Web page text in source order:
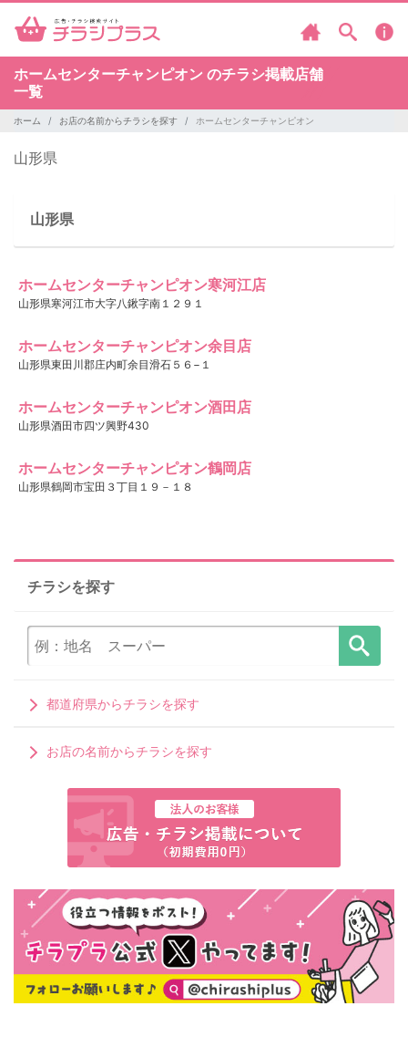
ホームセンターチャンピオン のチラシ掲載店舗
一覧
ホーム お店の名前からチラシを探す ホームセンターチャンピオン
山形県
山形県
ホームセンターチャンピオン寒河江店
山形県寒河江市大字八鍬字南１２９１
ホームセンターチャンピオン余目店
山形県東田川郡庄内町余目滑石５６−１
ホームセンターチャンピオン酒田店
山形県酒田市四ツ興野430
ホームセンターチャンピオン鶴岡店
山形県鶴岡市宝田３丁目１９－１８
チラシを探す
都道府県からチラシを探す
お店の名前からチラシを探す